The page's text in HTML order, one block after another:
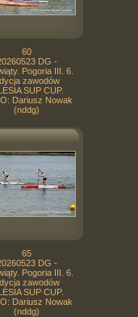
60
DG -
Pogoria III. 6.
zawodów
SUP CUP.
Dariusz Nowak
(nddg)
65
DG -
Pogoria III. 6.
zawodów
SUP CUP.
Dariusz Nowak
(nddg)